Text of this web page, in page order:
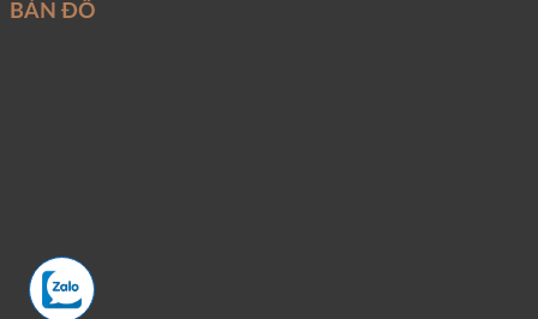
BẢN ĐỒ